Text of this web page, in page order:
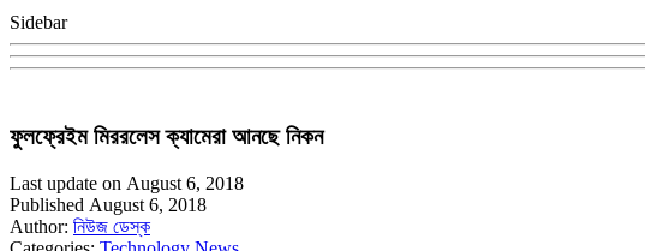
Sidebar
ফুলফ্রেইম মিররলেস ক্যামেরা আনছে নিকন
Last update on August 6, 2018
Published August 6, 2018
Author: নিউজ ডেস্ক